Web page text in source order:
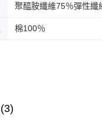
聚醯胺纖維75％彈性纖
棉100％